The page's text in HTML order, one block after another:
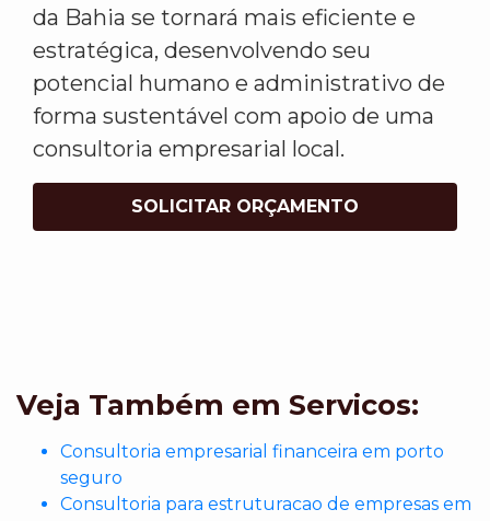
da Bahia se tornará mais eficiente e
estratégica, desenvolvendo seu
potencial humano e administrativo de
forma sustentável com apoio de uma
consultoria empresarial local.
SOLICITAR ORÇAMENTO
Veja Também em Servicos:
Consultoria empresarial financeira em porto
seguro
Consultoria para estruturacao de empresas em